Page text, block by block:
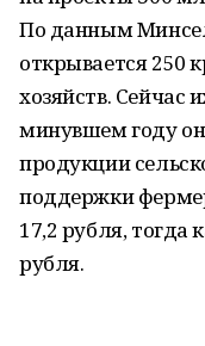
По данным
открывается 250
хозяйств. Сейчас
минувшем году
продукции
поддержки
17,2 рубля, тогда
рубля.